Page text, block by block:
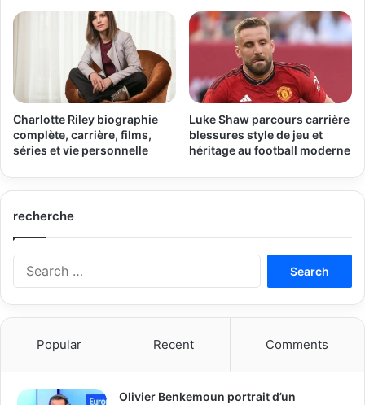
Charlotte Riley biographie
complète, carrière, films,
séries et vie personnelle
Luke Shaw parcours carrière
blessures style de jeu et
héritage au football moderne
recherche
Popular Recent Comments
Olivier Benkemoun portrait d’un